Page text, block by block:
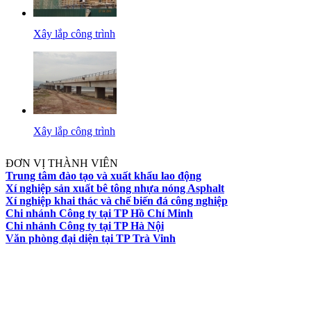
Xây lắp công trình
Xây lắp công trình
ĐƠN VỊ THÀNH VIÊN
Trung tâm đào tạo và xuất khẩu lao động
Xí nghiệp sản xuất bê tông nhựa nóng Asphalt
Xí nghiệp khai thác và chế biến đá công nghiệp
Chi nhánh Công ty tại TP Hồ Chí Minh
Chi nhánh Công ty tại TP Hà Nội
Văn phòng đại diện tại TP Trà Vinh